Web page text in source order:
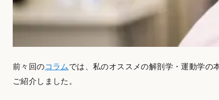
前々回のコラム では、私のオススメの解剖学・運動学の
ご紹介しました。